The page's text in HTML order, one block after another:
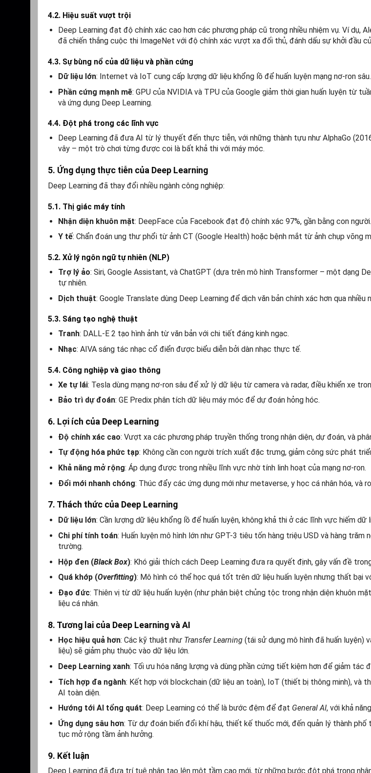
4.2. Hiệu suất vượt trội
Deep Learning đạt độ chính xác cao hơn các phương pháp cũ trong nhiều nhiệm vụ. Ví dụ,
đã chiến thắng cuộc thi ImageNet với độ chính xác vượt xa đối thủ, đánh dấu sự khởi đầu
4.3. Sự bùng nổ của dữ liệu và phần cứng
Dữ liệu lớn: Internet và IoT cung cấp lượng dữ liệu khổng lồ để huấn luyện mạng nơ-ron sâu.
Phần cứng mạnh mẽ: GPU của NVIDIA và TPU của Google giảm thời gian huấn luyện từ
và ứng dụng Deep Learning.
4.4. Đột phá trong các lĩnh vực
Deep Learning đã đưa AI từ lý thuyết đến thực tiễn, với những thành tựu như AlphaGo
vây – một trò chơi từng được coi là bất khả thi với máy móc.
5. Ứng dụng thực tiễn của Deep Learning
Deep Learning đã thay đổi nhiều ngành công nghiệp:
5.1. Thị giác máy tính
Nhận diện khuôn mặt: DeepFace của Facebook đạt độ chính xác 97%, gần bằng con người.
Y tế: Chẩn đoán ung thư phổi từ ảnh CT (Google Health) hoặc bệnh mắt từ ảnh chụp võng
5.2. Xử lý ngôn ngữ tự nhiên (NLP)
Trợ lý ảo: Siri, Google Assistant, và ChatGPT (dựa trên mô hình Transformer – một dạng
tự nhiên.
Dịch thuật: Google Translate dùng Deep Learning để dịch văn bản chính xác hơn qua nhiều
5.3. Sáng tạo nghệ thuật
Tranh: DALL-E 2 tạo hình ảnh từ văn bản với chi tiết đáng kinh ngạc.
Nhạc: AIVA sáng tác nhạc cổ điển được biểu diễn bởi dàn nhạc thực tế.
5.4. Công nghiệp và giao thông
Xe tự lái: Tesla dùng mạng nơ-ron sâu để xử lý dữ liệu từ camera và radar, điều khiển xe
Bảo trì dự đoán: GE Predix phân tích dữ liệu máy móc để dự đoán hỏng hóc.
6. Lợi ích của Deep Learning
Độ chính xác cao: Vượt xa các phương pháp truyền thống trong nhận diện, dự đoán, và
Tự động hóa phức tạp: Không cần con người trích xuất đặc trưng, giảm công sức phát
Khả năng mở rộng: Áp dụng được trong nhiều lĩnh vực nhờ tính linh hoạt của mạng nơ-ron.
Đổi mới nhanh chóng: Thúc đẩy các ứng dụng mới như metaverse, y học cá nhân hóa, và
7. Thách thức của Deep Learning
Dữ liệu lớn: Cần lượng dữ liệu khổng lồ để huấn luyện, không khả thi ở các lĩnh vực hiếm dữ
Chi phí tính toán: Huấn luyện mô hình lớn như GPT-3 tiêu tốn hàng triệu USD và hàng trăm
trường.
Hộp đen (Black Box): Khó giải thích cách Deep Learning đưa ra quyết định, gây vấn đề
Quá khớp (Overfitting): Mô hình có thể học quá tốt trên dữ liệu huấn luyện nhưng thất bại
Đạo đức: Thiên vị từ dữ liệu huấn luyện (như phân biệt chủng tộc trong nhận diện khuôn
liệu cá nhân.
8. Tương lai của Deep Learning và AI
Học hiệu quả hơn: Các kỹ thuật như Transfer Learning(tái sử dụng mô hình đã huấn luyện)
liệu) sẽ giảm phụ thuộc vào dữ liệu lớn.
Deep Learning xanh: Tối ưu hóa năng lượng và dùng phần cứng tiết kiệm hơn để giảm tác
Tích hợp đa ngành: Kết hợp với blockchain (dữ liệu an toàn), IoT (thiết bị thông minh), và
AI toàn diện.
Hướng tới AI tổng quát: Deep Learning có thể là bước đệm để đạt General AI, với khả
Ứng dụng sâu hơn: Từ dự đoán biến đổi khí hậu, thiết kế thuốc mới, đến quản lý thành phố
tục mở rộng tầm ảnh hưởng.
9. Kết luận
Deep Learning đã đưa trí tuệ nhân tạo lên một tầm cao mới, từ những bước đột phá trong